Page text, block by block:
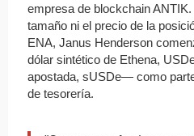
empresa de blockchain
tamaño ni el precio de la
ENA, Janus Henderson
dólar sintético de Ethena,
apostada, sUSDe— como
de tesorería.